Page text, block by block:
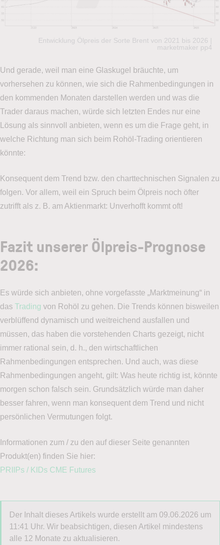
Entwicklung Ölpreis der Sorte Brent von 2021 bis 2026 |
marketmaker pp4
Und gerade, weil man eine Glaskugel bräuchte, um
vorhersehen zu können, wie sich die Rahmenbedingungen in
den kommenden Monaten darstellen werden und was die
Trader daraus machen, würde sich letzten Endes nur eine
Lösung als sinnvoll anbieten, wenn es um die Frage geht, in
welche Richtung man sich beim Rohöl-Trading orientieren
könnte:
Konsequent dem Trend bzw. den charttechnischen Signalen zu
folgen. Vor allem, weil ein Spruch beim Ölpreis noch öfter
zutrifft als z. B. am Aktienmarkt: Unverhofft kommt oft!
Fazit unserer Ölpreis-Prognose
2026:
Es würde sich anbieten, ohne vorgefasste „Marktmeinung“ in
das Trading von Rohöl zu gehen. Die Trends können bisweilen
verblüffend dynamisch und weitreichend ausfallen und
müssen, das haben die vorstehenden Charts gezeigt, nicht
immer rational sein, d. h., den wirtschaftlichen
Rahmenbedingungen entsprechen. Und auch, was diese
Rahmenbedingungen angeht, gilt: Was heute richtig ist, könnte
morgen schon falsch sein. Grundsätzlich würde man daher
besser fahren, wenn man konsequent dem Trend und nicht
persönlichen Vermutungen folgt.
Informationen zum / zu den auf dieser Seite genannten
Produkt(en) finden Sie hier:
PRIIPs / KIDs CME Futures
Der Inhalt dieses Artikels wurde erstellt am 09.06.2026 um
11:41 Uhr. Wir beabsichtigen, diesen Artikel mindestens
alle 12 Monate zu aktualisieren.